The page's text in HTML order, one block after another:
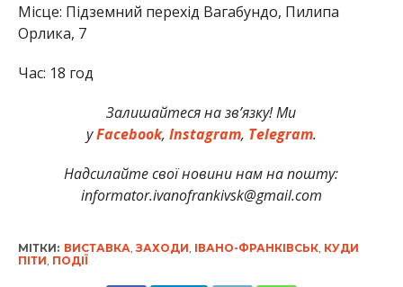
Місце: Підземний перехід Вагабундо, Пилипа
Орлика, 7
Час: 18 год
Залишайтеся на зв’язку! Ми
уFacebook, Instagram, Telegram.
Надсилайте свої новини нам на пошту:
informator.ivanofrankivsk@gmail.com
МІТКИ: ВИСТАВКА ЗАХОДИ ІВАНО-ФРАНКІВСЬК, КУДИ
ПІТИ ПОДІЇ